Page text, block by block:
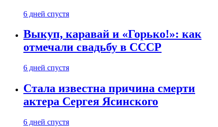
6 дней спустя
Выкуп, каравай и «Горько!»: как
отмечали свадьбу в СССР
6 дней спустя
Стала известна причина смерти
актера Сергея Ясинского
6 дней спустя